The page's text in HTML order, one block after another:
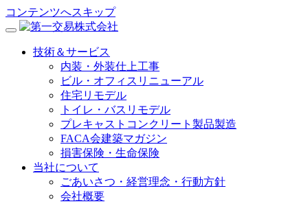
コンテンツへスキップ
技術＆サービス
内装・外装仕上工事
ビル・オフィスリニューアル
住宅リモデル
トイレ・バスリモデル
プレキャストコンクリート製品製造
FACA会建築マガジン
損害保険・生命保険
当社について
ごあいさつ・経営理念・行動方針
会社概要